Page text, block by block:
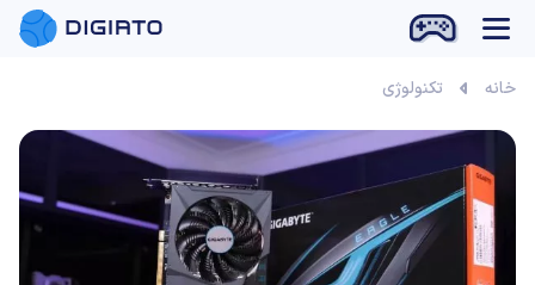
بازی آنلاین
خانه تکنولوژی